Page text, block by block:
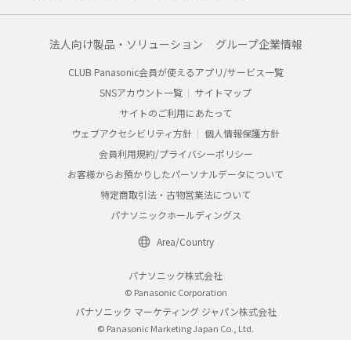
法人向け製品・ソリューション グループ企業情報
CLUB Panasonic会員が使えるアプリ/サービス一覧
SNSアカウント一覧
サイトマップ
サイトのご利用にあたって
ウェブアクセシビリティ方針
個人情報保護方針
会員利用規約/プライバシーポリシー
お客様からお預かりしたパーソナルデータについて
特定商取引法・古物営業法について
パナソニックホールディングス
Area/Country
パナソニック株式会社
© Panasonic Corporation
パナソニック マーケティング ジャパン株式会社
© Panasonic Marketing Japan Co., Ltd.